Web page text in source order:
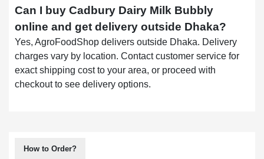
Can I buy Cadbury Dairy Milk Bubbly
online and get delivery outside Dhaka?
Yes, AgroFoodShop delivers outside Dhaka. Delivery
charges vary by location. Contact customer service for
exact shipping cost to your area, or proceed with
checkout to see delivery options.
How to Order?